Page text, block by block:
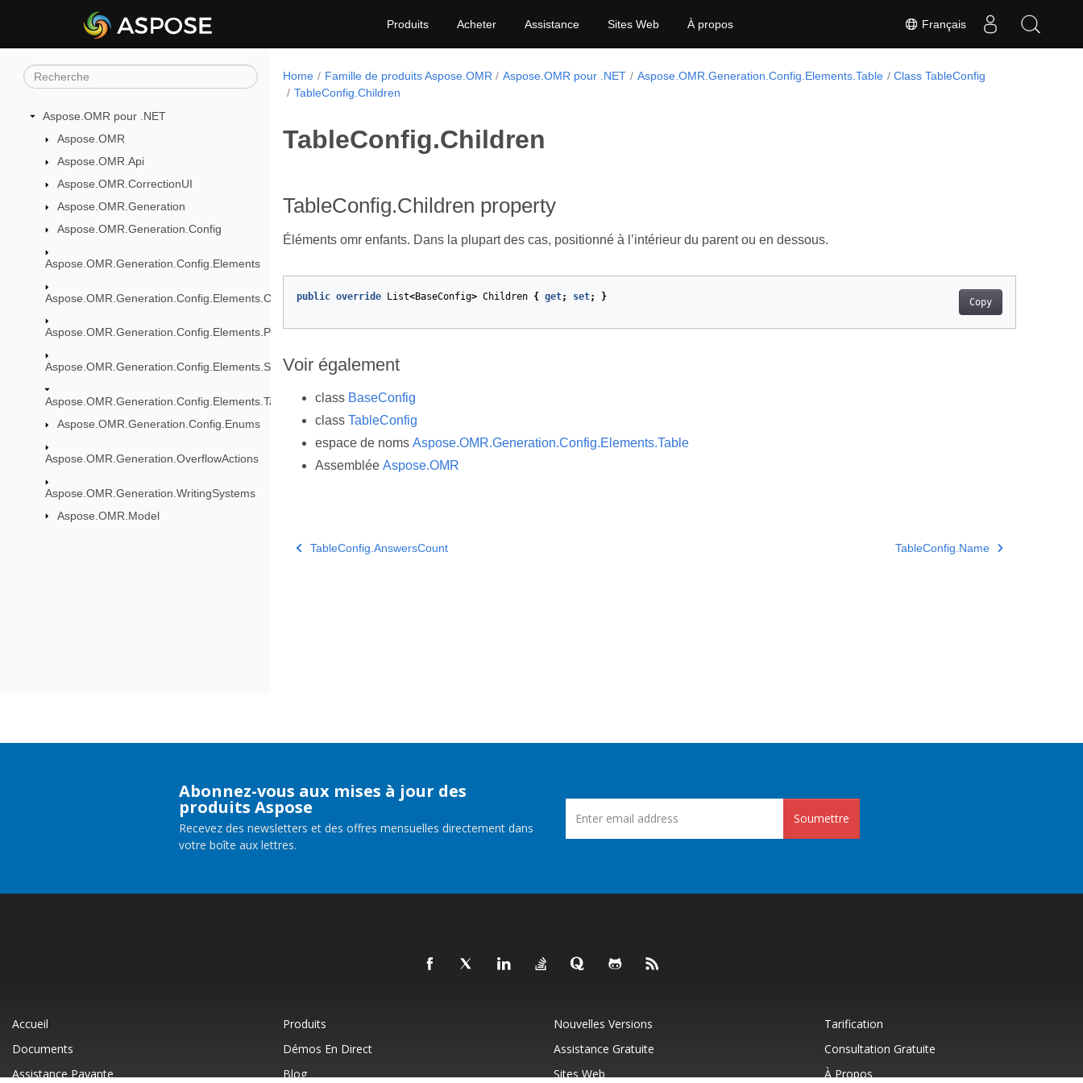
Français
Produits Acheter Assistance Sites Web À propos
Aspose.OMR pour .NET
Aspose.OMR
Aspose.OMR.Api
Aspose.OMR.CorrectionUI
Aspose.OMR.Generation
Aspose.OMR.Generation.Config
Aspose.OMR.Generation.Config.Elements
Aspose.OMR.Generation.Config.Elements.CustomAnswerSheet
Aspose.OMR.Generation.Config.Elements.Parents
Aspose.OMR.Generation.Config.Elements.ScoreGroup
Aspose.OMR.Generation.Config.Elements.Table
Aspose.OMR.Generation.Config.Enums
Aspose.OMR.Generation.OverflowActions
Aspose.OMR.Generation.WritingSystems
Aspose.OMR.Model
Home Famille de produits Aspose.OMR Aspose.OMR pour .NET Aspose.OMR.Generation.Config.Elements.Table
Class TableConfig
TableConfig.Children
TableConfig.Children
TableConfig.Children property
Éléments omr enfants. Dans la plupart des cas, positionné à l’intérieur du parent ou en dessous.
Copy
public override List<BaseConfig> Children { get; set; }
Voir également
class BaseConfig
class TableConfig
espace de noms Aspose.OMR.Generation.Config.Elements.Table
Assemblée Aspose.OMR
TableConfig.AnswersCount TableConfig.Name
Abonnez-vous aux mises à jour des
produits Aspose
Recevez des newsletters et des offres mensuelles directement dans
votre boîte aux lettres.
Soumettre
Accueil Produits Nouvelles Versions
Tarification
Documents
Démos En Direct Assistance Gratuite
Consultation Gratuite
Assistance Payante
Blog Sites Web À Propos